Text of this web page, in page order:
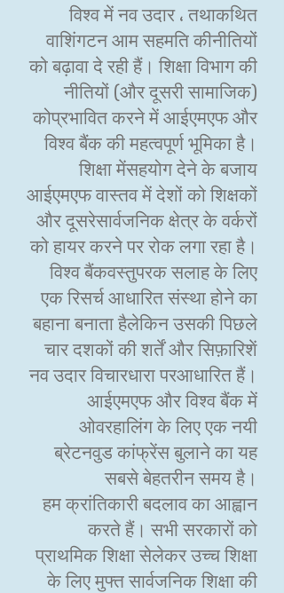
विश्व में नव उदार ، तथाकथित
वाशिंगटन आम सहमति कीनीतियों
को बढ़ावा दे रही हैं। शिक्षा विभाग की
नीतियों (और दूसरी सामाजिक)
कोप्रभावित करने में आईएमएफ और
विश्व बैंक की महत्वपूर्ण भूमिका है।
शिक्षा मेंसहयोग देने के बजाय
आईएमएफ वास्तव में देशों को शिक्षकों
और दूसरेसार्वजनिक क्षेत्र के वर्करों
को हायर करने पर रोक लगा रहा है।
विश्व बैंकवस्तुपरक सलाह के लिए
एक रिसर्च आधारित संस्था होने का
बहाना बनाता हैलेकिन उसकी पिछले
चार दशकों की शर्तें और सिफ़ारिशें
नव उदार विचारधारा परआधारित हैं।
आईएमएफ और विश्व बैंक में
ओवरहालिंग के लिए एक नयी
ब्रेटनवुड कांफ्रेंस बुलाने का यह
सबसे बेहतरीन समय है।
हम क्रांतिकारी बदलाव का आह्वान
करते हैं। सभी सरकारों को
प्राथमिक शिक्षा सेलेकर उच्च शिक्षा
के लिए मुफ्त सार्वजनिक शिक्षा की